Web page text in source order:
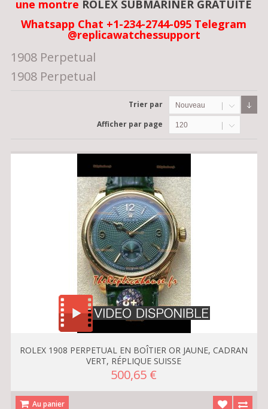
une montre ROLEX SUBMARINER GRATUITE
Whatsapp Chat +1-234-2744-095 Telegram
@replicawatchessupport
1908 Perpetual
1908 Perpetual
Trier par Nouveau
Afficher par page 120
ROLEX 1908 PERPETUAL EN BOÎTIER OR JAUNE, CADRAN
VERT, RÉPLIQUE SUISSE
500,65 €
Au panier